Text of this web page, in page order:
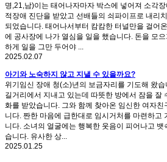
명,21,남)이는 태어나자마자 박스에 넣어져 소각
적장애 진단을 받았고 선배들의 쇠파이프로 내리
되었습니다. 태어나서부터 캄캄한 터널만을 걸어
에 공사장에 나가 열심을 일을 했습니다. 돈을 모
하게 일을 그만 두어야 ...
2025.02.07
아기와 노숙하지 않고 지낼 수 있을까요?
위기임신 장애 청(소)년의 보금자리를 기도해 왔
길거리에서 지내고 있는데 따뜻한 방에서 잠을 잘
화를 받았습니다. 그와 함께 찾아온 임신한 여자
니다. 짠한 마음에 급한대로 임시거처를 마련하고
니다. 소녀의 얼굴에는 행복한 웃음이 피어나고
습니다. 유사한 상...
2025.01.25